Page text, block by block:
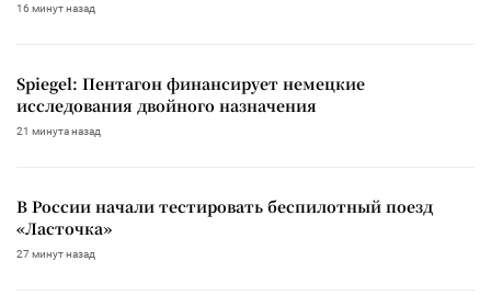
16 минут назад
Spiegel: Пентагон финансирует немецкие
исследования двойного назначения
21 минута назад
В России начали тестировать беспилотный поезд
«Ласточка»
27 минут назад